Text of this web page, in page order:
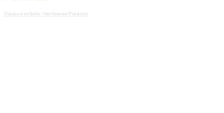
Database techniek: Sini Internet Projecten